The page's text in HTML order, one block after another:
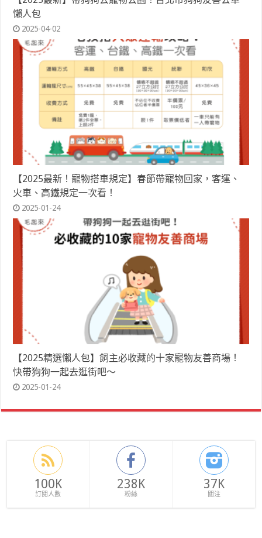
懶人包
2025-04-02
【2025最新！寵物搭車規定】春節帶寵物回家，客運、
火車、高鐵規定一次看！
2025-01-24
【2025精選懶人包】飼主必收藏的十家寵物友善商場！
快帶狗狗一起去逛街吧～
2025-01-24
100K
訂閱人數
238K
粉絲
37K
關注